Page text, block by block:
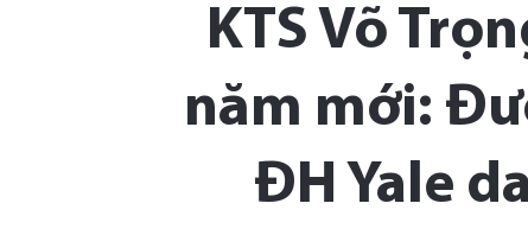
KTS Võ
năm mới:
ĐH Yale